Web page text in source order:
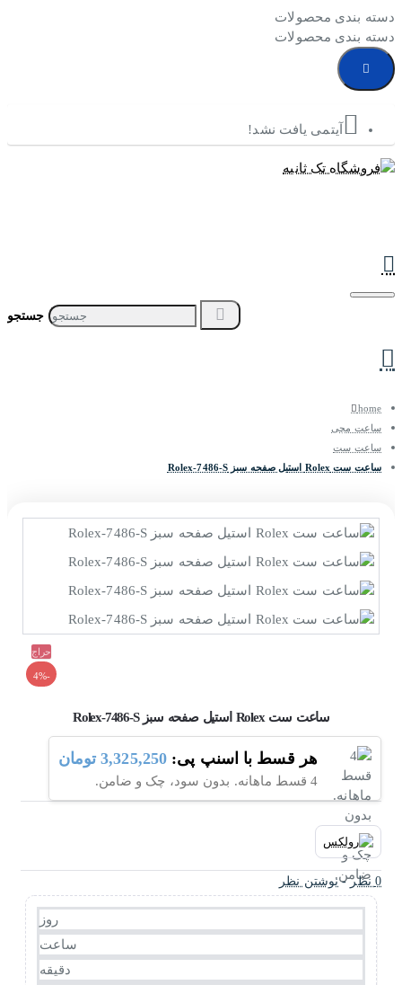
دسته بندی محصولات
دسته بندی محصولات
آیتمی یافت نشد!
home
ساعت مچی
ساعت ست
ساعت ست Rolex استیل صفحه سبز Rolex-7486-S
حراج
-4%
ساعت ست Rolex استیل صفحه سبز Rolex-7486-S
هر قسط با اسنپ پی: 3,325,250 تومان
4 قسط ماهانه. بدون سود، چک و ضامن.
0 نظر - نوشتن نظر
روز
ساعت
دقیقه